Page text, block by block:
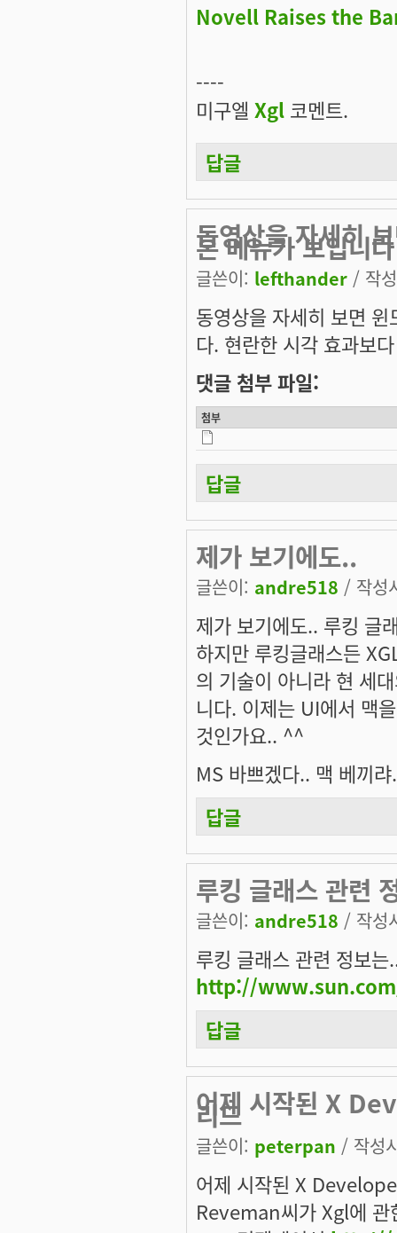
Novell Raises the
----
미구엘 Xgl 코멘트.
답글
동영상을 자세히
본 메뉴가 보입니다
글쓴이: lefthander / 작
동영상을 자세히 보면
다. 현란한 시각 효과보
댓글 첨부 파일:
첨부
답글
제가 보기에도..
글쓴이: andre518 / 작성
제가 보기에도.. 루킹 글
하지만 루킹글래스든
의 기술이 아니라 현 세
니다. 이제는 UI에서 맥
것인가요.. ^^
MS 바쁘겠다.. 맥 베끼
답글
루킹 글래스 관련
글쓴이: andre518 / 작성
루킹 글래스 관련 정보
http://
답글
어제 시작된 X
리드
글쓴이: peterpan / 작성
어제 시작된 X
Reveman씨가 Xgl에 관